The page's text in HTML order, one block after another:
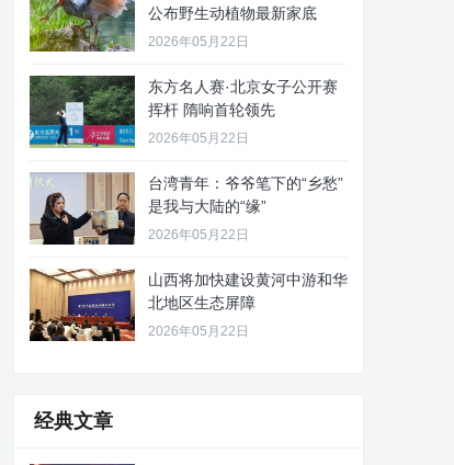
公布野生动植物最新家底
2026年05月22日
东方名人赛·北京女子公开赛
挥杆 隋响首轮领先
2026年05月22日
台湾青年：爷爷笔下的“乡愁”
是我与大陆的“缘”
2026年05月22日
山西将加快建设黄河中游和华
北地区生态屏障
2026年05月22日
经典文章